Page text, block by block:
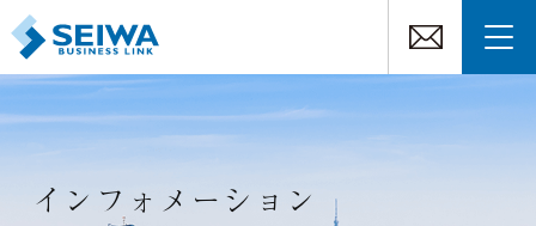
インフォメーション